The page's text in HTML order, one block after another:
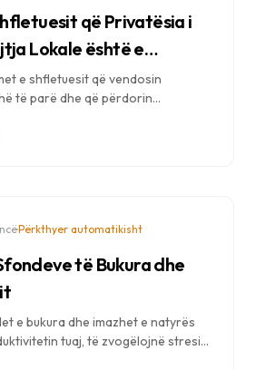
që Privatësia i
Lokale është e
e shfletuesit që vendosin
të parë dhe që përdorin
midis hapësirës së
·Përkthyer automatikisht
të Bukura dhe
e bukura dhe imazhet e natyrës
tuaj, të zvogëlojnë stresin